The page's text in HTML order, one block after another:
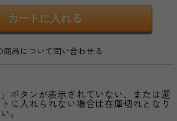
商品について問い合わせる
ボタンが表示されていない、または選
に入れられない場合は在庫切れとなり
。